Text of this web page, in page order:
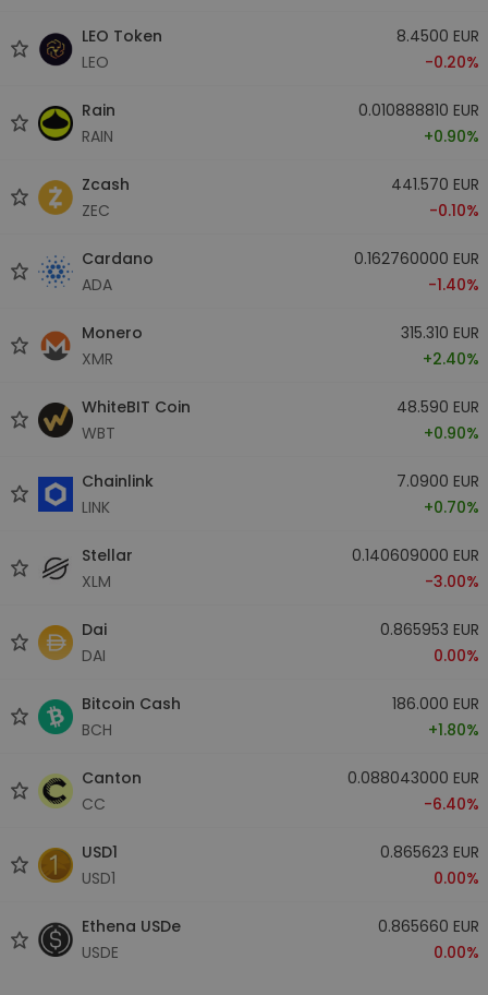
LEO Token
LEO
8.4500 EUR
-0.20%
Rain
RAIN
0.010888810 EUR
+0.90%
Zcash
ZEC
441.570 EUR
-0.10%
Cardano
ADA
0.162760000 EUR
-1.40%
Monero
XMR
315.310 EUR
+2.40%
WhiteBIT Coin
WBT
48.590 EUR
+0.90%
Chainlink
LINK
7.0900 EUR
+0.70%
Stellar
XLM
0.140609000 EUR
-3.00%
Dai
DAI
0.865953 EUR
0.00%
Bitcoin Cash
BCH
186.000 EUR
+1.80%
Canton
CC
0.088043000 EUR
-6.40%
USD1
USD1
0.865623 EUR
0.00%
Ethena USDe
USDE
0.865660 EUR
0.00%